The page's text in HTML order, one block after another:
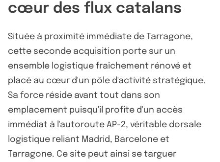
cœur des flux catalans
Située à proximité immédiate de Tarragone,
cette seconde acquisition porte sur un
ensemble logistique fraîchement rénové et
placé au cœur d'un pôle d'activité stratégique.
Sa force réside avant tout dans son
emplacement puisqu'il profite d'un accès
immédiat à l'autoroute AP-2, véritable dorsale
logistique reliant Madrid, Barcelone et
Tarragone. Ce site peut ainsi se targuer